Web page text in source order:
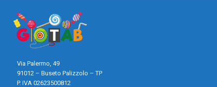
Via Palermo, 49
91012 – Buseto Palizzolo – TP
P. IVA 02623500812